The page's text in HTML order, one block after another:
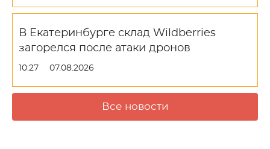
В Екатеринбурге склад Wildberries
загорелся после атаки дронов
10:27 07.08.2026
Все новости